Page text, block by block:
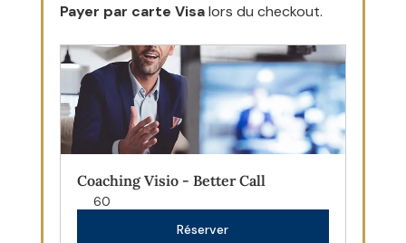
Payer par carte Visa lors du checkout.
Coaching Visio - Better Call
60
Réserver